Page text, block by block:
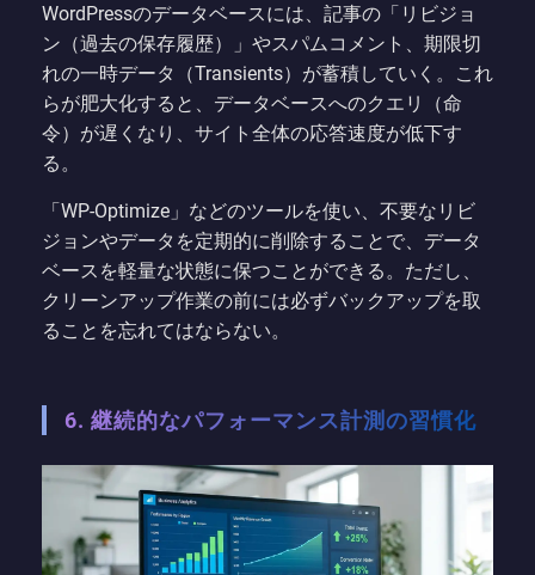
WordPressのデータベースには、記事の「リビジョ
ン（過去の保存履歴）」やスパムコメント、期限切
れの一時データ（Transients）が蓄積していく。これ
らが肥大化すると、データベースへのクエリ（命
令）が遅くなり、サイト全体の応答速度が低下す
る。
「WP-Optimize」などのツールを使い、不要なリビ
ジョンやデータを定期的に削除することで、データ
ベースを軽量な状態に保つことができる。ただし、
クリーンアップ作業の前には必ずバックアップを取
ることを忘れてはならない。
6. 継続的なパフォーマンス計測の習慣化